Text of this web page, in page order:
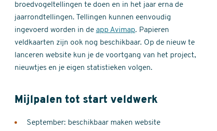
broedvogeltellingen te doen en in het jaar erna de
jaarrondtellingen. Tellingen kunnen eenvoudig
ingevoerd worden in de app Avimap. Papieren
veldkaarten zijn ook nog beschikbaar. Op de nieuw te
lanceren website kun je de voortgang van het project,
nieuwtjes en je eigen statistieken volgen.
Mijlpalen tot start veldwerk
September: beschikbaar maken website